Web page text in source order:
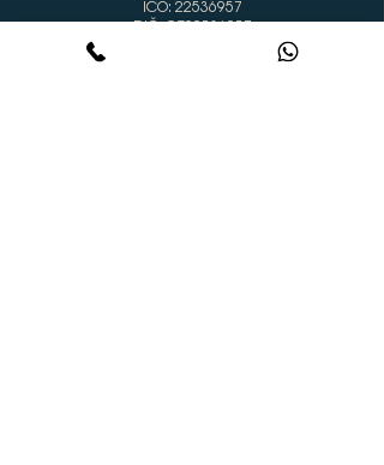
IČO: 22536957
DIČ: CZ22536957